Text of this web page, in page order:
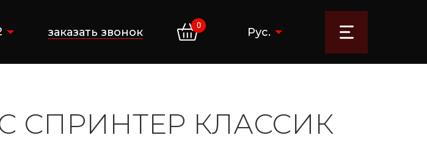
заказать звонок 0 Рус.
СПРИНТЕР КЛАССИК